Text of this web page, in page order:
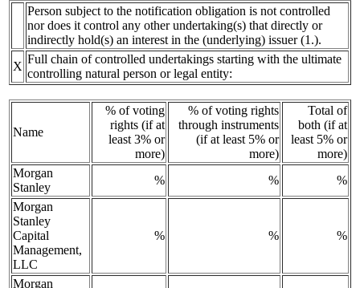
Person subject to the notification obligation is not controlled
nor does it control any other undertaking(s) that directly or
indirectly hold(s) an interest in the (underlying) issuer (1.).
X
Full chain of controlled undertakings starting with the ultimate
controlling natural person or legal entity:
Name
% of voting
rights (if at
least 3% or
more)
% of voting rights
through instruments
(if at least 5% or
more)
Total of
both (if at
least 5% or
more)
Morgan
Stanley
% %
%
Morgan
Stanley
Capital
Management,
LLC
% % %
Morgan